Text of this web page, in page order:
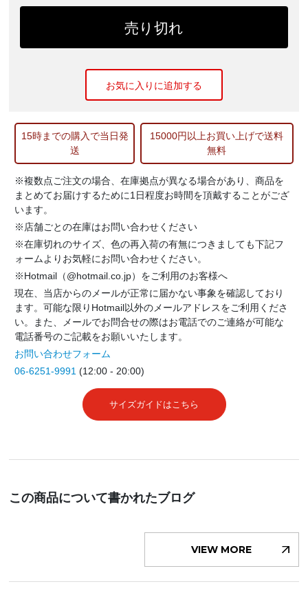
お気に入りに追加する
15時までの購入で当日発
送
15000円以上お買い上げで送料
無料
※複数点ご注文の場合、在庫拠点が異なる場合があり、商品を
まとめてお届けするために1日程度お時間を頂戴することがござ
います。
※店舗ごとの在庫はお問い合わせください
※在庫切れのサイズ、色の再入荷の有無につきましても下記フ
ォームよりお気軽にお問い合わせください。
※Hotmail（@hotmail.co.jp）をご利用のお客様へ
現在、当店からのメールが正常に届かない事象を確認しており
ます。可能な限りHotmail以外のメールアドレスをご利用くださ
い。また、メールでお問合せの際はお電話でのご連絡が可能な
電話番号のご記載をお願いいたします。
お問い合わせフォーム
06-6251-9991 (12:00 - 20:00)
サイズガイドはこちら
この商品について書かれたブログ
VIEW MORE